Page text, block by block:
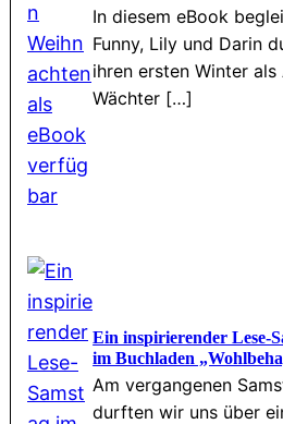
In diesem eBook
Funny, Lily und Darin
ihren ersten Winter als
Wächter […]
Ein inspirierender Lese-
im Buchladen
Am vergangenen
durften wir uns über